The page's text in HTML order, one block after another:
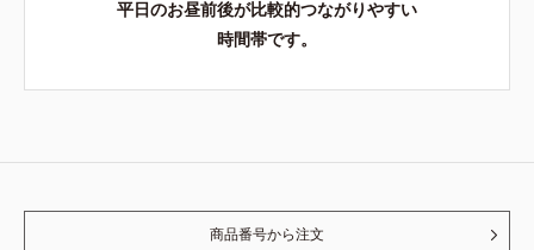
平日のお昼前後が比較的つながりやすい
時間帯です。
商品番号から注文